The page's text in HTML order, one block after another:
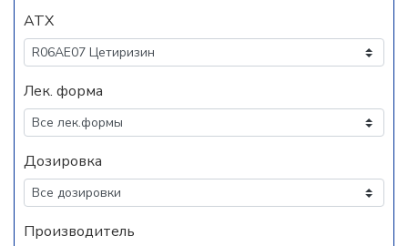
АТХ
Лек. форма
Дозировка
Производитель